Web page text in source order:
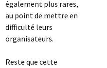
également plus rares,
au point de mettre en
difficulté leurs
organisateurs.
Reste que cette